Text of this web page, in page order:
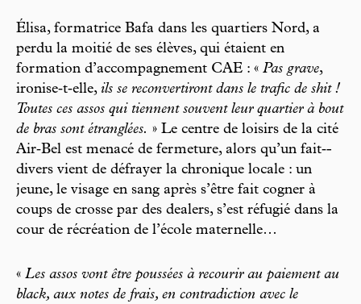
Élisa, formatrice Bafa dans les quartiers Nord, a
perdu la moitié de ses élèves, qui étaient en
formation d’accompagnement CAE : « Pas grave,
ironise‑­t‑­elle, ils se reconvertiront dans le trafic de shit !
Toutes ces assos qui tiennent souvent leur quartier à bout
de bras sont étranglées. » Le centre de loisirs de la cité
Air‑­Bel est menacé de fermeture, alors qu’un fait‑­
divers vient de défrayer la chronique locale : un
jeune, le visage en sang après s’être fait cogner à
coups de crosse par des dealers, s’est réfugié dans la
cour de récréation de l’école maternelle…
« Les assos vont être poussées à recourir au paiement au
black, aux notes de frais, en contradiction avec le